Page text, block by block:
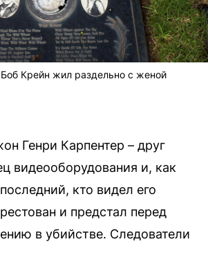
Крейн жил раздельно с женой
Генри Карпентер – друг
видеооборудования и, как
кто видел его
и предстал перед
в убийстве. Следователи